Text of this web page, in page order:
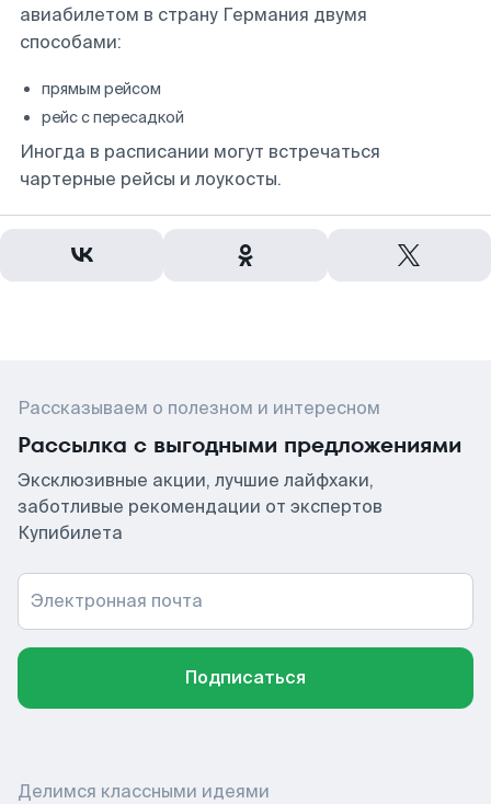
авиабилетом в страну Германия двумя
способами:
прямым рейсом
рейс с пересадкой
Иногда в расписании могут встречаться
чартерные рейсы и лоукосты.
Рассказываем о полезном и интересном
Рассылка с выгодными предложениями
Эксклюзивные акции, лучшие лайфхаки,
заботливые рекомендации от экспертов
Купибилета
Электронная почта
Подписаться
Делимся классными идеями